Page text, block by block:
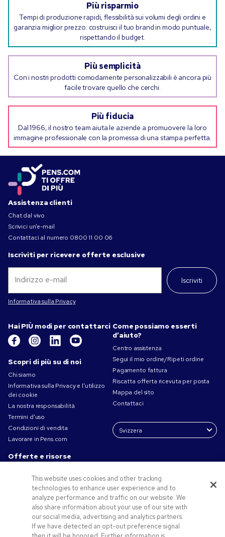
Più risparmio
Tempi di produzione rapidi, flessibilità sui volumi degli ordini e
garanzia miglior prezzo: costruisci il tuo brand in modo puntuale,
rispettando il budget.
Più semplicità
Con i nostri prodotti comodamente personalizzabili è ancora più
facile trovare quello che cerchi.
Più fiducia
Dal 1966, il nostro team aiuta le aziende a promuovere la loro
immagine professionale con la promessa di una stampa perfetta.
Assistenza clienti
Chat dal vivo
Scrivici un’e-mail
Contattaci al numero 0800 11 00 06
Iscriviti per ricevere offerte esclusive
Iscriviti
Informativa sulla Privacy
Hai PIÙ modi per contattarci
Scopri di più su di noi
Chi siamo
Informativa sulla Privacy e l'utilizzo
dei cookie
La nostra responsabilità
Termini d'uso
Condizioni di vendita
Lavorare in Pens.com
Offerte e risorse
Codici promozionali e coupon
Spunti Grafici Personalizzazione
Come possiamo esserti
d’aiuto?
Centro assistenza
Segui il mio ordine/Ripeti ordine
Pagamento fattura
Riscatta offerta ricevuta per posta
Mappa del sito
Contattaci
This website uses cookies and other tracking
technologies to enhance user experience and to
analyze performance and traffic on our website. We
also share information about your use of our site with
our social media, advertising and analytics partners.
If we have detected an opt-out preference signal